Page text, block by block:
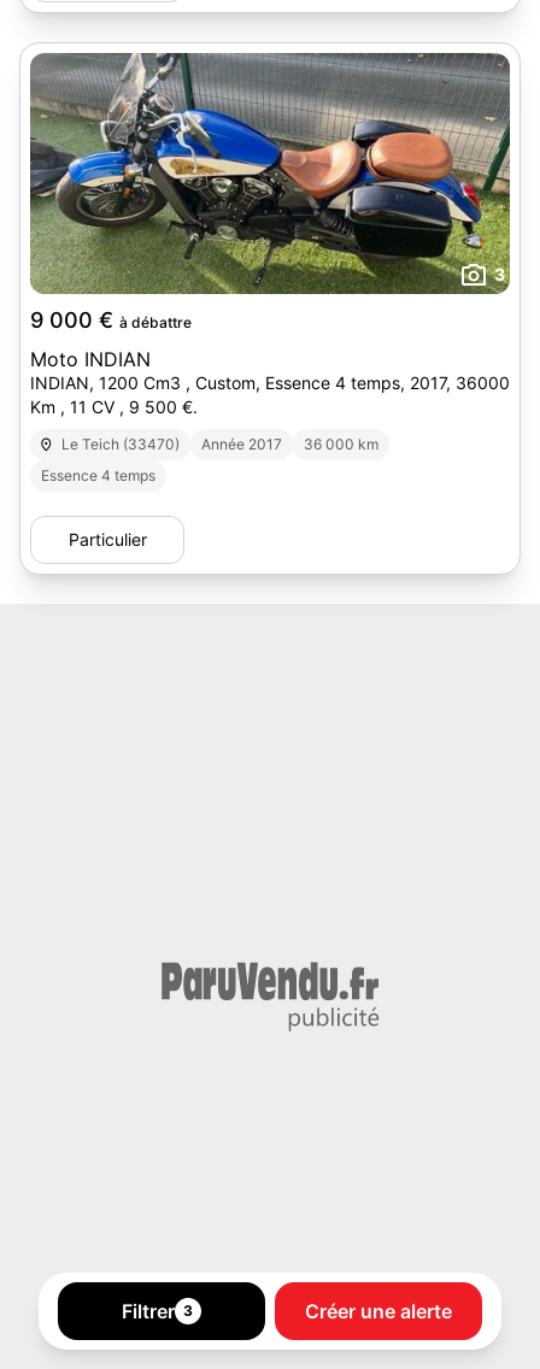
3
9 000 € à débattre
Moto INDIAN
INDIAN, 1200 Cm3 , Custom, Essence 4 temps, 2017, 36000
Km , 11 CV , 9 500 €.
Le Teich (33470) Année 2017
36 000 km
Essence 4 temps
Particulier
Filtrer 3 Créer une alerte